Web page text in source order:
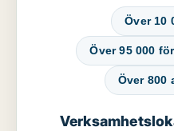
Över 10
Över 95 000
Över 800